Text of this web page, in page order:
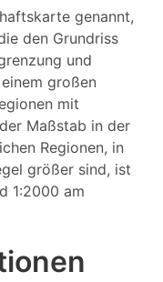
genannt,
den Grundriss
und
großen
mit
Maßstab in der
Regionen, in
größer sind, ist
1:2000 am